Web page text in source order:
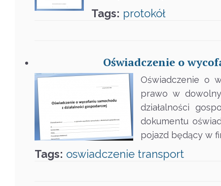
Tags: protokół
Oświadczenie o
Oświadczenie o
prawo w
działalności
dokumentu
pojazd będący w
Tags: oswiadczenie transport